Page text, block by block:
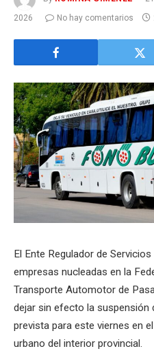
2026
No hay comentarios
El Ente Regulador de
empresas nucleadas en la
Transporte Automotor de
dejar sin efecto la suspensión
prevista para este viernes en
urbano del interior provincial.